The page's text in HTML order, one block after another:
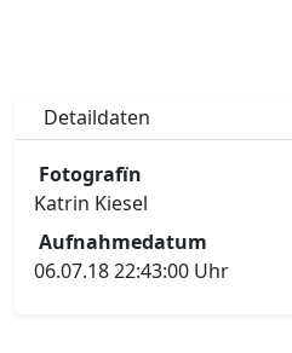
Detaildaten
Fotografïn
Katrin Kiesel
Aufnahmedatum
06.07.18 22:43:00 Uhr